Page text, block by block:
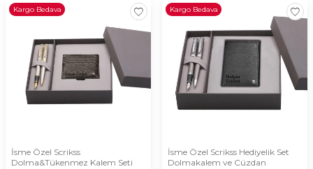
Kargo Bedava
İsme Özel Scrikss
Dolma&Tükenmez Kalem Seti
Kargo Bedava
İsme Özel Scrikss Hediyelik Set
Dolmakalem ve Cüzdan